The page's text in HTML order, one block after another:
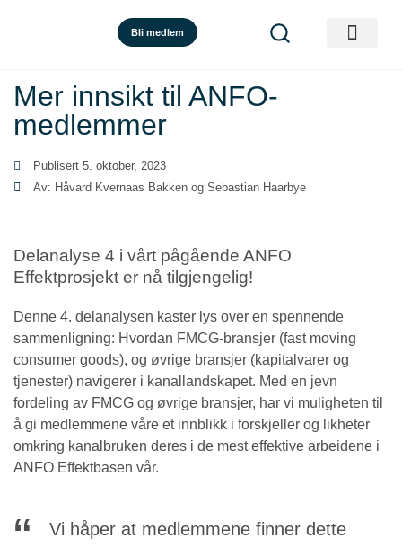
Bli medlem
Mer innsikt til ANFO-
medlemmer
Publisert 5. oktober, 2023
Av: Håvard Kvernaas Bakken og Sebastian Haarbye
Delanalyse 4 i vårt pågående ANFO
Effektprosjekt er nå tilgjengelig!
Denne 4. delanalysen kaster lys over en spennende
sammenligning: Hvordan FMCG-bransjer (fast moving
consumer goods), og øvrige bransjer (kapitalvarer og
tjenester) navigerer i kanallandskapet. Med en jevn
fordeling av FMCG og øvrige bransjer, har vi muligheten til
å gi medlemmene våre et innblikk i forskjeller og likheter
omkring kanalbruken deres i de mest effektive arbeidene i
ANFO Effektbasen vår.
Vi håper at medlemmene finner dette